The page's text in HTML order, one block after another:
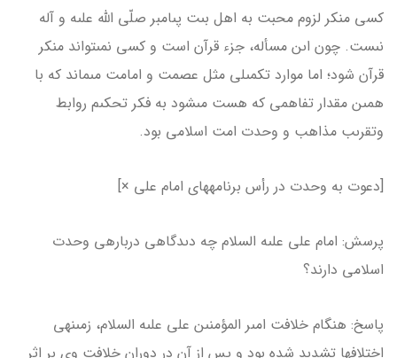
كسى منكر لزوم محبت به اهل بىت پىامبر صلّى الله علىه و آله
نىست. چون اىن مسأله، جزء قرآن است و كسى نمى­تواند منكر
قرآن شود؛ اما موارد تكمىلى مثل عصمت و امامت مى­ماند كه با
همىن مقدار تفاهمى كه هست مى­شود به فكر تحكىم روابط
وتقرىب مذاهب و وحدت امت اسلامى بود.
[دعوت به وحدت در رأس برنامه­های امام علی ×]
پرسش: امام على علىه السلام چه دىدگاهى درباره­ى وحدت
اسلامى دارند؟
پاسخ: هنگام خلافت امىر المؤمنىن على علىه السلام، زمىنه­ى
اختلاف­ها تشدىد شده بود و پس از آن در دوران خلافت وى بر اثر